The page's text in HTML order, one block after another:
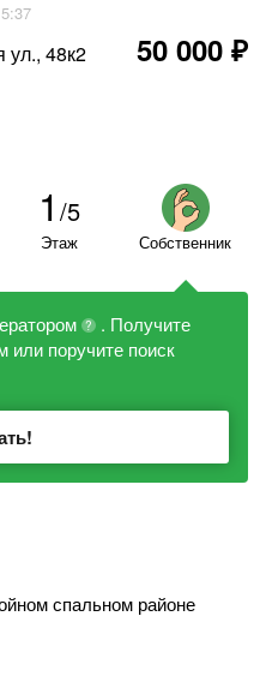
ул., 48к2
50 000 ₽
1 /5
Этаж Собственник
?
. Получите
или поручите поиск
спальном районе